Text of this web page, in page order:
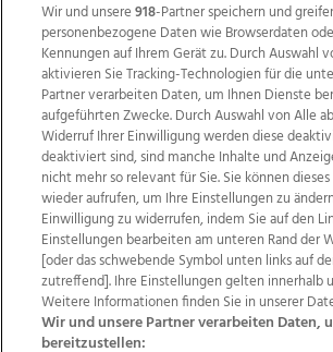
Wir über uns Mediadaten
Datenschutz
Impressum
AGB
AGB Website
Ehrenkodex
Wir und unsere918-Partner speichern und
personenbezogene Daten wie Browserdaten
Kennungen auf Ihrem Gerät zu. Durch Auswahl
aktivieren Sie Tracking-Technologien für die
Partner verarbeiten Daten, um Ihnen Dienste
aufgeführten Zwecke. Durch Auswahl von Alle
Widerruf Ihrer Einwilligung werden diese
deaktiviert sind, sind manche Inhalte und
nicht mehr so relevant für Sie. Sie können
wieder aufrufen, um Ihre Einstellungen zu
Einwilligung zu widerrufen, indem Sie auf den
Einstellungen bearbeiten am unteren Rand der
[oder das schwebende Symbol unten links auf
zutreffend]. Ihre Einstellungen gelten innerhalb
Weitere Informationen finden Sie in unserer
Wir und unsere Partner verarbeiten Daten,
bereitzustellen: